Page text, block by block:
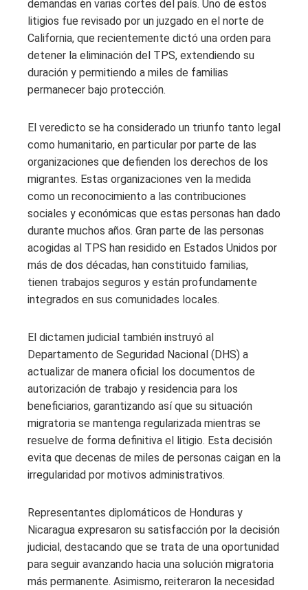
demandas en varias cortes del país. Uno de estos
litigios fue revisado por un juzgado en el norte de
California, que recientemente dictó una orden para
detener la eliminación del TPS, extendiendo su
duración y permitiendo a miles de familias
permanecer bajo protección.
El veredicto se ha considerado un triunfo tanto legal
como humanitario, en particular por parte de las
organizaciones que defienden los derechos de los
migrantes. Estas organizaciones ven la medida
como un reconocimiento a las contribuciones
sociales y económicas que estas personas han dado
durante muchos años. Gran parte de las personas
acogidas al TPS han residido en Estados Unidos por
más de dos décadas, han constituido familias,
tienen trabajos seguros y están profundamente
integrados en sus comunidades locales.
El dictamen judicial también instruyó al
Departamento de Seguridad Nacional (DHS) a
actualizar de manera oficial los documentos de
autorización de trabajo y residencia para los
beneficiarios, garantizando así que su situación
migratoria se mantenga regularizada mientras se
resuelve de forma definitiva el litigio. Esta decisión
evita que decenas de miles de personas caigan en la
irregularidad por motivos administrativos.
Representantes diplomáticos de Honduras y
Nicaragua expresaron su satisfacción por la decisión
judicial, destacando que se trata de una oportunidad
para seguir avanzando hacia una solución migratoria
más permanente. Asimismo, reiteraron la necesidad